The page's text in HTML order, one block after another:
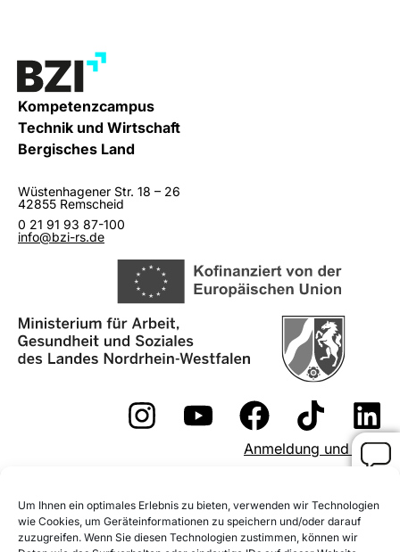
Um Ihnen ein optimales Erlebnis zu bieten, verwenden wir Technologien
wie Cookies, um Geräteinformationen zu speichern und/oder darauf
zuzugreifen. Wenn Sie diesen Technologien zustimmen, können wir
Kompetenzcampus
Technik und Wirtschaft
Bergisches Land
Wüstenhagener Str. 18 – 26
42855 Remscheid
0 21 91 93 87-100
info@bzi-rs.de
Anmeldung und AGB
Fördermöglichkeiten